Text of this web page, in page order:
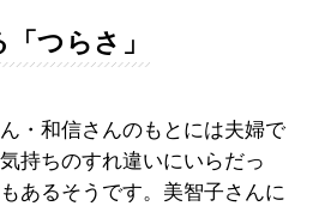
つらさ」
・和信さんのもとには夫婦で
持ちのすれ違いにいらだっ
あるそうです。美智子さんに